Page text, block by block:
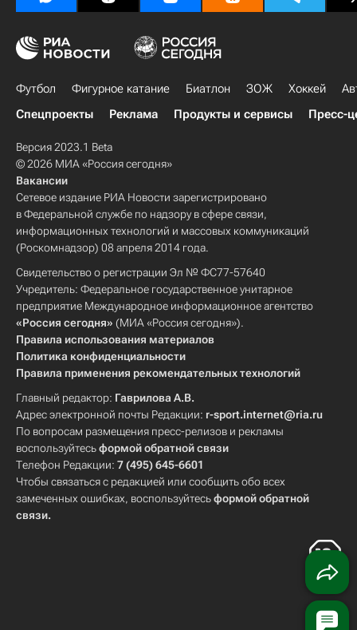
Футбол Фигурное катание Биатлон ЗОЖ Хоккей
Спецпроекты
Реклама Продукты и сервисы Пресс-
Версия 2023.1 Beta
© 2026 МИА «Россия сегодня»
Вакансии
Сетевое издание РИА Новости зарегистрировано
в Федеральной службе по надзору в сфере связи,
информационных технологий и массовых коммуникаций
(Роскомнадзор) 08 апреля 2014 года.
Свидетельство о регистрации Эл № ФС77-57640
Учредитель: Федеральное государственное унитарное
предприятие Международное информационное агентство
«Россия сегодня» (МИА «Россия сегодня»).
Правила использования материалов
Политика конфиденциальности
Правила применения рекомендательных технологий
Главный редактор: Гаврилова А.В.
Адрес электронной почты Редакции: r-sport.internet@ria.ru
По вопросам размещения пресс-релизов и рекламы
воспользуйтесьформой обратной связи
Телефон Редакции: 7 (495) 645-6601
Чтобы связаться с редакцией или сообщить обо всех
замеченных ошибках, воспользуйтесьформой обратной
связи.